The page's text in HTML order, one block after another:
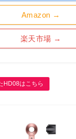
Amazon →
楽天市場 →
HD08はこちら